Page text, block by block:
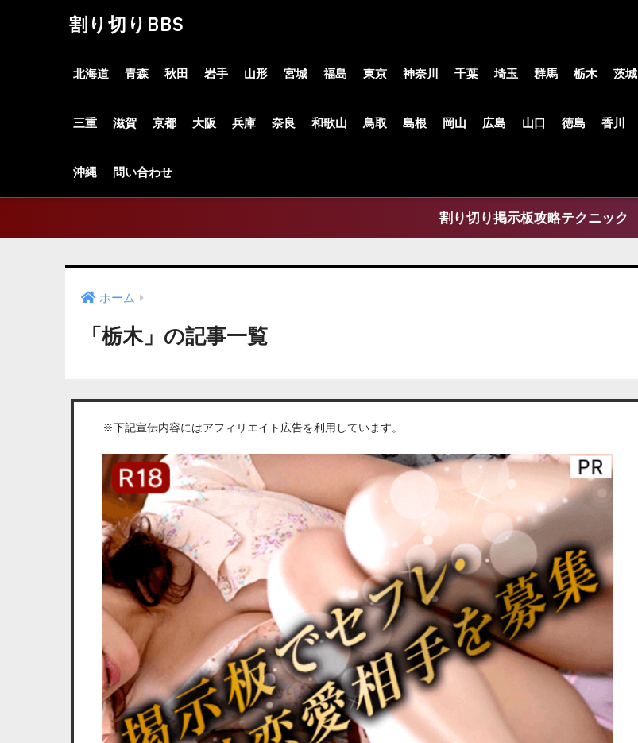
割り切りBBS
北海道 青森 秋田 岩手 山形 宮城 福島 東京 神奈川 千葉 埼玉 群馬 栃木 茨城
三重 滋賀 京都 大阪 兵庫 奈良 和歌山 鳥取 島根 岡山 広島 山口 徳島 香川
沖縄 問い合わせ
割り切り掲示板攻略テクニック
ホーム
「栃木」の記事一覧
※下記宣伝内容にはアフィリエイト広告を利用しています。